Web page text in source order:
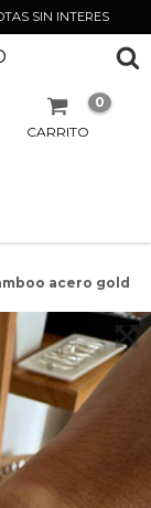
SIN INTERES
CARRITO
0
acero gold